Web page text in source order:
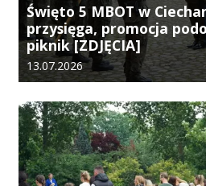
Święto 5 MBOT w
przysięga, promocja
piknik [ZDJĘCIA]
Data dodania galerii:
13.07.2026